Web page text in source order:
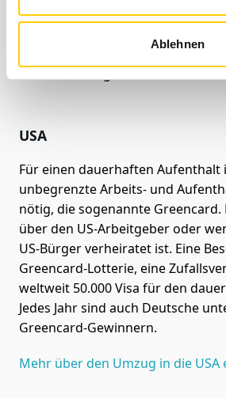
Ablehnen
seine eigenen
Unterschiede in den beliebtesten
Auswanderungsländern hier auf
USA
Für einen dauerhaften Aufenthalt
unbegrenzte Arbeits- und
nötig, die sogenannte Greencard.
über den US-Arbeitgeber oder
US-Bürger verheiratet ist. Eine
Greencard-Lotterie, eine
weltweit 50.000 Visa für den
Jedes Jahr sind auch Deutsche
Greencard-Gewinnern.
Mehr über den Umzug in die USA